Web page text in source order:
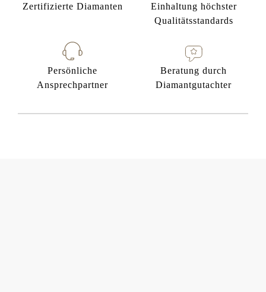
Zertifizierte Diamanten
Einhaltung höchster
Qualitätsstandards
Persönliche
Ansprechpartner
Beratung durch
Diamantgutachter